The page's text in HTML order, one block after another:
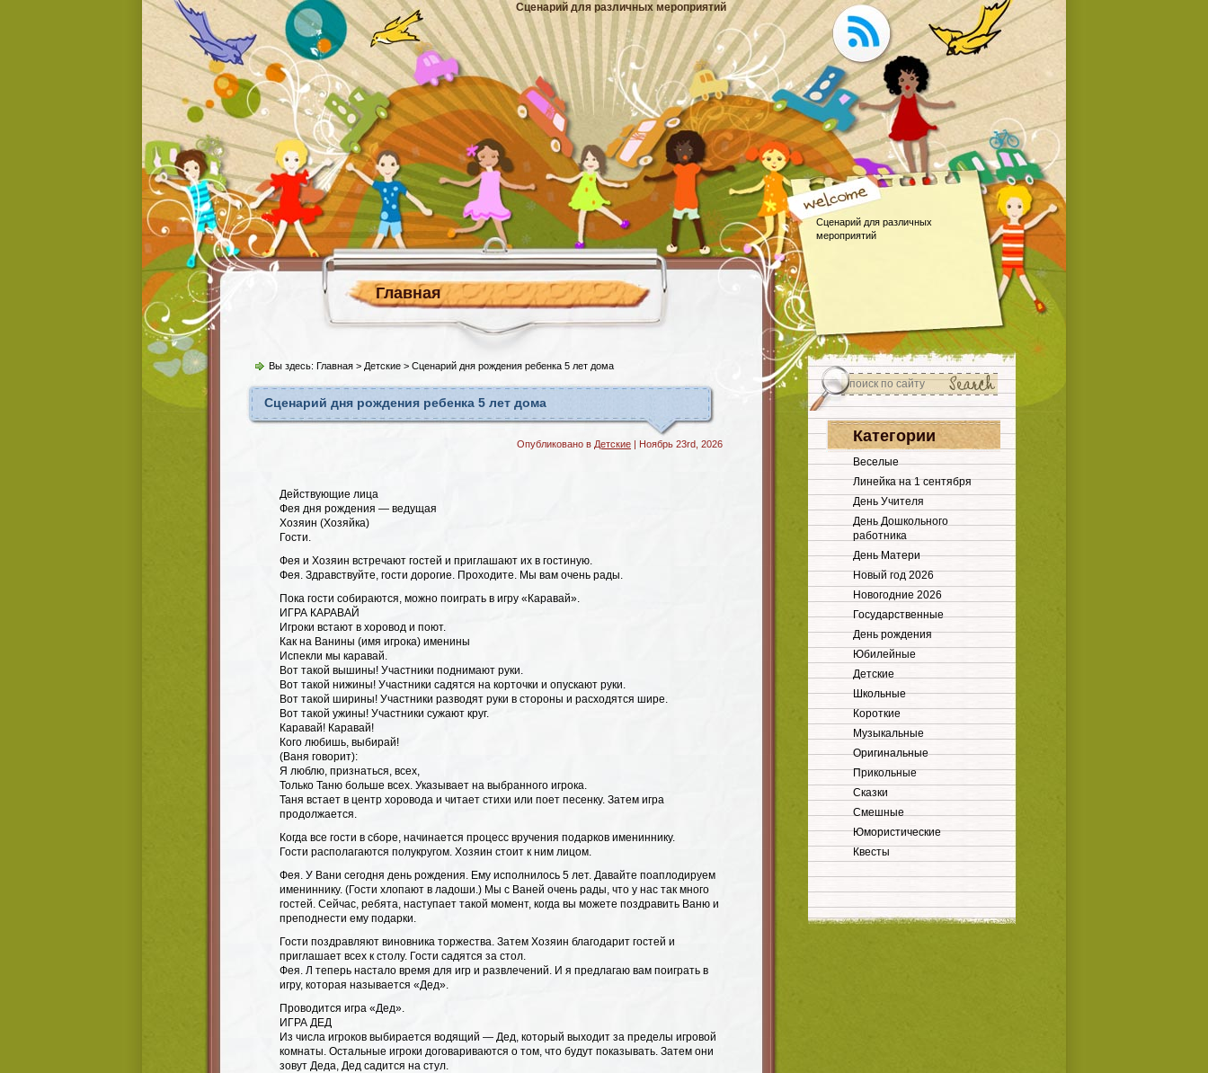
Сценарий для различных мероприятий
Главная
Сценарий для различных
мероприятий
Вы здесь: Главная > Детские > Сценарий дня рождения ребенка 5 лет дома
Сценарий дня рождения ребенка 5 лет дома
Опубликовано в Детские | Ноябрь 23rd, 2026
Действующие лица
Фея дня рождения — ведущая
Хозяин (Хозяйка)
Гости.
Фея и Хозяин встречают гостей и приглашают их в гостиную.
Фея. Здравствуйте, гости дорогие. Проходите. Мы вам очень рады.
Пока гости собираются, можно поиграть в игру «Каравай».
ИГРА КАРАВАЙ
Игроки встают в хоровод и поют.
Как на Ванины (имя игрока) именины
Испекли мы каравай.
Вот такой вышины! Участники поднимают руки.
Вот такой нижины! Участники садятся на корточки и опускают руки.
Вот такой ширины! Участники разводят руки в стороны и расходятся шире.
Вот такой ужины! Участники сужают круг.
Каравай! Каравай!
Кого любишь, выбирай!
(Ваня говорит):
Я люблю, признаться, всех,
Только Таню больше всех. Указывает на выбранного игрока.
Таня встает в центр хоровода и читает стихи или поет песенку. Затем игра
продолжается.
Когда все гости в сборе, начинается процесс вручения подарков имениннику.
Гости располагаются полукругом. Хозяин стоит к ним лицом.
Фея. У Вани сегодня день рождения. Ему исполнилось 5 лет. Давайте поаплодируем
имениннику. (Гости хлопают в ладоши.) Мы с Ваней очень рады, что у нас так много
гостей. Сейчас, ребята, наступает такой момент, когда вы можете поздравить Ваню и
преподнести ему подарки.
Гости поздравляют виновника торжества. Затем Хозяин благодарит гостей и
приглашает всех к столу. Гости садятся за стол.
Фея. Л теперь настало время для игр и развлечений. И я предлагаю вам поиграть в
игру, которая называется «Дед».
Проводится игра «Дед».
ИГРА ДЕД
Из числа игроков выбирается водящий — Дед, который выходит за пределы игровой
комнаты. Остальные игроки договариваются о том, что будут показывать. Затем они
зовут Деда, Дед садится на стул.
Категории
Веселые
Линейка на 1 сентября
День Учителя
День Дошкольного
работника
День Матери
Новый год 2026
Новогодние 2026
Государственные
День рождения
Юбилейные
Детские
Школьные
Короткие
Музыкальные
Оригинальные
Прикольные
Сказки
Смешные
Юмористические
Квесты